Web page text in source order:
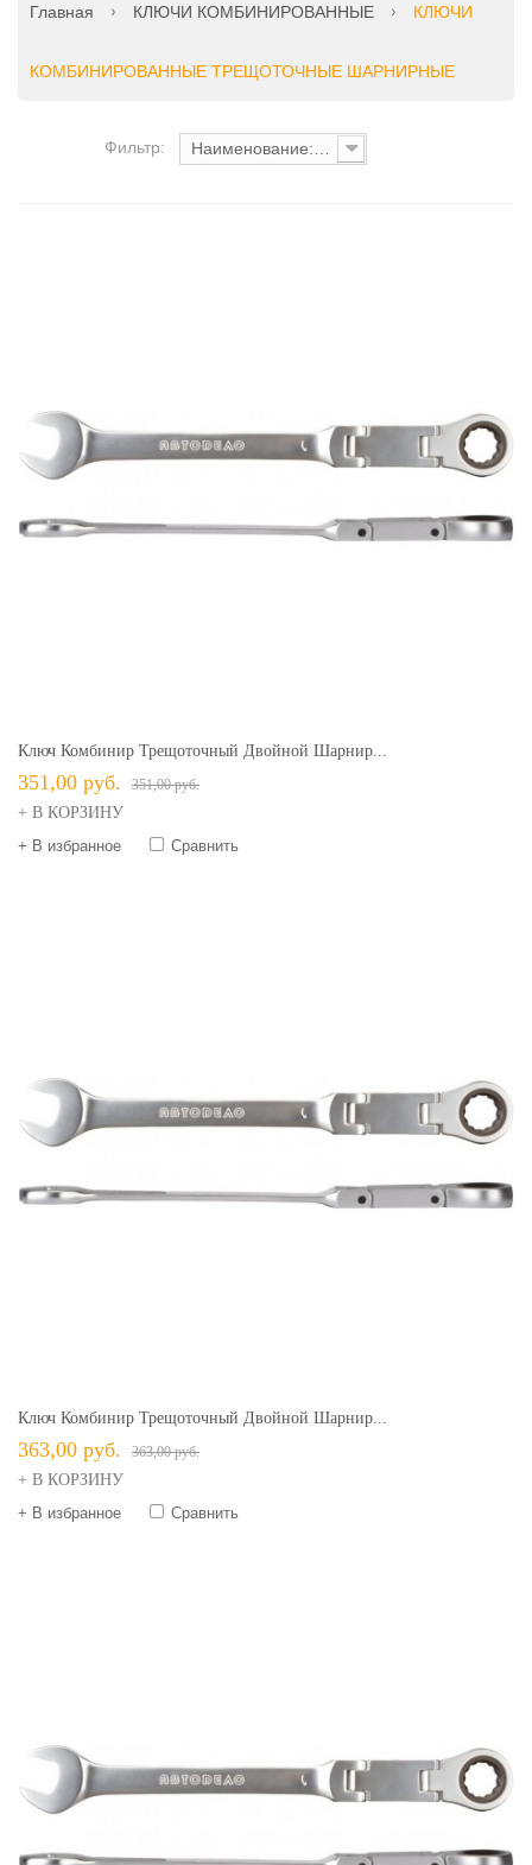
Главная КЛЮЧИ КОМБИНИРОВАННЫЕ КЛЮЧИ
КОМБИНИРОВАННЫЕ ТРЕЩОТОЧНЫЕ ШАРНИРНЫЕ
Фильтр:
Ключ Комбинир Трещоточный Двойной Шарнир...
351,00 руб. 351,00 руб.
+ В КОРЗИНУ
+ В избранное
Сравнить
Ключ Комбинир Трещоточный Двойной Шарнир...
363,00 руб. 363,00 руб.
+ В КОРЗИНУ
+ В избранное
Сравнить